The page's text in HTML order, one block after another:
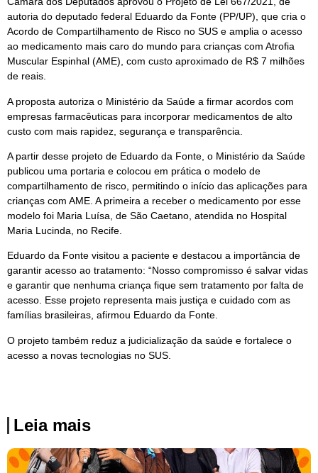
autoria do deputado federal Eduardo da Fonte (PP/UP), que cria o
Acordo de Compartilhamento de Risco no SUS e amplia o acesso
ao medicamento mais caro do mundo para crianças com Atrofia
Muscular Espinhal (AME), com custo aproximado de R$ 7 milhões
de reais.
A proposta autoriza o Ministério da Saúde a firmar acordos com
empresas farmacêuticas para incorporar medicamentos de alto
custo com mais rapidez, segurança e transparência.
A partir desse projeto de Eduardo da Fonte, o Ministério da Saúde
publicou uma portaria e colocou em prática o modelo de
compartilhamento de risco, permitindo o início das aplicações para
crianças com AME. A primeira a receber o medicamento por esse
modelo foi Maria Luísa, de São Caetano, atendida no Hospital
Maria Lucinda, no Recife.
Eduardo da Fonte visitou a paciente e destacou a importância de
garantir acesso ao tratamento: “Nosso compromisso é salvar vidas
e garantir que nenhuma criança fique sem tratamento por falta de
acesso. Esse projeto representa mais justiça e cuidado com as
famílias brasileiras, afirmou Eduardo da Fonte.
O projeto também reduz a judicialização da saúde e fortalece o
acesso a novas tecnologias no SUS.
Leia mais